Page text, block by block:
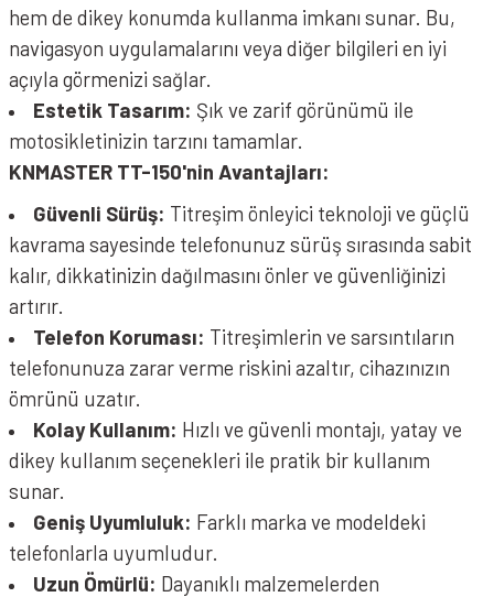
hem de dikey konumda kullanma imkanı sunar. Bu,
navigasyon uygulamalarını veya diğer bilgileri en iyi
açıyla görmenizi sağlar.
Estetik Tasarım: Şık ve zarif görünümü ile
motosikletinizin tarzını tamamlar.
KNMASTER TT-150'nin Avantajları:
Güvenli Sürüş: Titreşim önleyici teknoloji ve güçlü
kavrama sayesinde telefonunuz sürüş sırasında sabit
kalır, dikkatinizin dağılmasını önler ve güvenliğinizi
artırır.
Telefon Koruması: Titreşimlerin ve sarsıntıların
telefonunuza zarar verme riskini azaltır, cihazınızın
ömrünü uzatır.
Kolay Kullanım: Hızlı ve güvenli montajı, yatay ve
dikey kullanım seçenekleri ile pratik bir kullanım
sunar.
Geniş Uyumluluk: Farklı marka ve modeldeki
telefonlarla uyumludur.
Uzun Ömürlü: Dayanıklı malzemelerden